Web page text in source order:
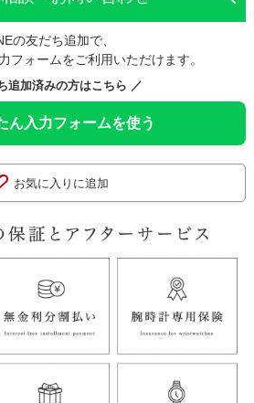
の友だち追加で、
フォームをご利用いただけます。
追加済みの方はこちら ／
ん入力フォームを使う
お気に入りに追加